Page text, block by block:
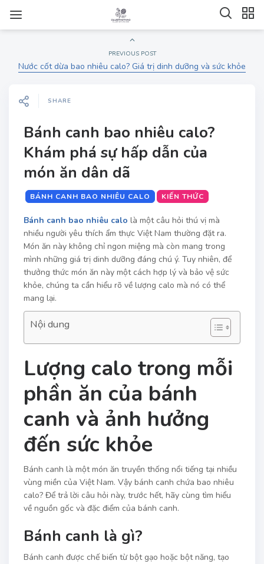
PREVIOUS POST
Nước cốt dừa bao nhiêu calo? Giá trị dinh dưỡng và sức khỏe
SHARE
Bánh canh bao nhiêu calo?
Khám phá sự hấp dẫn của
món ăn dân dã
BÁNH CANH BAO NHIÊU CALO KIẾN THỨC
Bánh canh bao nhiêu calo là một câu hỏi thú vị mà
nhiều người yêu thích ẩm thực Việt Nam thường đặt ra.
Món ăn này không chỉ ngon miệng mà còn mang trong
mình những giá trị dinh dưỡng đáng chú ý. Tuy nhiên, để
thưởng thức món ăn này một cách hợp lý và bảo vệ sức
khỏe, chúng ta cần hiểu rõ về lượng calo mà nó có thể
mang lại.
Nội dung
Lượng calo trong mỗi
phần ăn của bánh
canh và ảnh hưởng
đến sức khỏe
Bánh canh là một món ăn truyền thống nổi tiếng tại nhiều
vùng miền của Việt Nam. Vậy bánh canh chứa bao nhiêu
calo? Để trả lời câu hỏi này, trước hết, hãy cùng tìm hiểu
về nguồn gốc và đặc điểm của bánh canh.
Bánh canh là gì?
Bánh canh được chế biến từ bột gạo hoặc bột năng, tạo